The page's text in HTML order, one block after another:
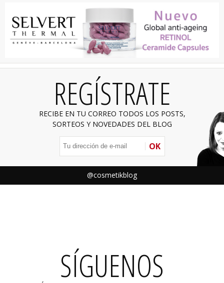
REGÍSTRATE
RECIBE EN TU CORREO TODOS LOS POSTS,
SORTEOS Y NOVEDADES DEL BLOG
OK
@cosmetikblog
SÍGUENOS